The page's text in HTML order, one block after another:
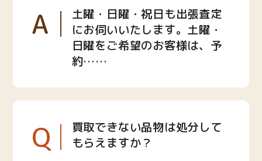
A
土曜・日曜・祝日も出張査定
にお伺いいたします。土曜・
日曜をご希望のお客様は、予
約……
Q
買取できない品物は処分して
もらえますか？